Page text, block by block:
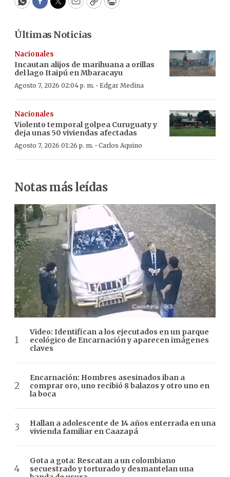
WhatsApp
Facebook
Twitter
EmailCopyPrint
Últimas Noticias
Nacionales
Incautan alijos de marihuana a orillas
del lago Itaipú en Mbaracayu
Agosto 7, 2026 02:04 p. m. · Edgar Medina
Nacionales
Violento temporal golpea Curuguaty y
deja unas 50 viviendas afectadas
Agosto 7, 2026 01:26 p. m. · Carlos Aquino
Notas más leídas
Video: Identifican a los ejecutados en un parque
ecológico de Encarnación y aparecen imágenes
claves
Encarnación: Hombres asesinados iban a
comprar oro, uno recibió 8 balazos y otro uno en
la boca
Hallan a adolescente de 14 años enterrada en una
vivienda familiar en Caazapá
Gota a gota: Rescatan a un colombiano
secuestrado y torturado y desmantelan una